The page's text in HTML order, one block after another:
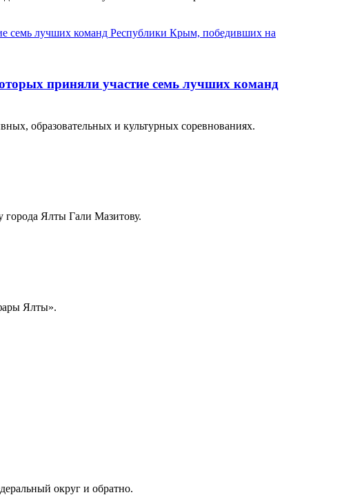
приняли участие семь лучших команд
образовательных и культурных соревнованиях.
Ялты Гали Мазитову.
Ялты».
округ и обратно.